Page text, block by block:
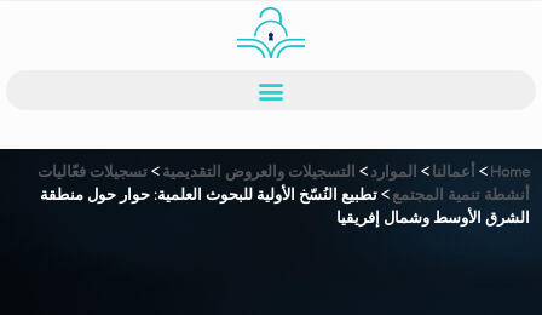
Home
> أعمالنا> الموارد> التسجيلات والعروض التقديمية>تسجيلات فعّاليات
أنشطة تنمية المجتمع>تطبيع النُسّخ الأولية للبحوث العلمية: حوار حول منطقة
الشرق الأوسط وشمال إفريقيا